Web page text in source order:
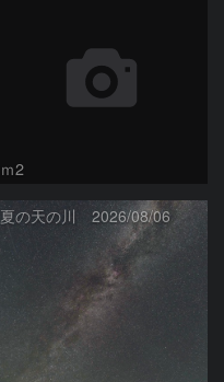
ｍ2
夏の天の川 2026/08/06